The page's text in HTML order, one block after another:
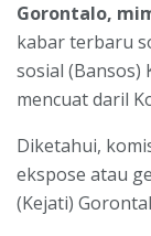
Gorontalo,
kabar terbaru
sosial (Bansos)
mencuat daril
Diketahui,
ekspose atau
(Kejati)